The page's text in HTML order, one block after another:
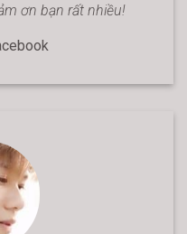
ơn bạn rất nhiều!